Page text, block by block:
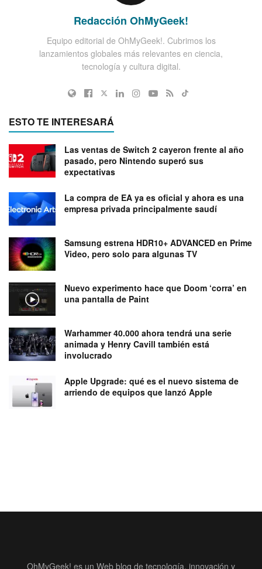
Redacción OhMyGeek!
Equipo editorial de OhMyGeek!. Cubrimos los
lanzamientos globales más relevantes en ciencia,
tecnología y cultura digital.
ESTO TE INTERESARÁ
Las ventas de Switch 2 cayeron frente al año
pasado, pero Nintendo superó sus
expectativas
La compra de EA ya es oficial y ahora es una
empresa privada principalmente saudí
Samsung estrena HDR10+ ADVANCED en Prime
Video, pero solo para algunas TV
Nuevo experimento hace que Doom ‘corra’ en
una pantalla de Paint
Warhammer 40.000 ahora tendrá una serie
animada y Henry Cavill también está
involucrado
Apple Upgrade: qué es el nuevo sistema de
arriendo de equipos que lanzó Apple
OhMyGeek! es un Web blog de tecnología, innovación y